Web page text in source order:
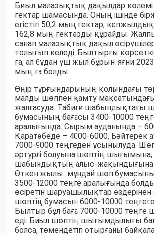
Биыл малазықтық дақылдар
гектар шамасында. Оның ішінде
егістігі 50,2 мың гектар,
162,8 мың гектарды құрайды.
санап малазықтық дақыл
толығып келеді. Былтырғы
га, ал бұдан үш жыл бұрын, яғни
мың га болды.
Өңір тұрғындарының қолындағы
малды шөппен қамту
жалғасуда. Табиғи шабындықтағы
бумасының бағасы 3400-10000
аралығында. Сырым ауданында –
Қаратөбеде – 4000-6000, Бәйтерек
7000-9000 теңгеден ұсынылуда.
әртүрлі болуына шөптің шығымына,
шабындықтың алыс-жақындығына
Өткен жылы мұндай шөп
3500-12000 теңге аралығында
өсіретін шаруашылықтар өздерінен
шөптің бумасын 6000-10000
Былтыр бұл баға 7000-10000 теңге
еді. Биыл шөптің шығымдылығы
болса, төмендетіп отырғаны